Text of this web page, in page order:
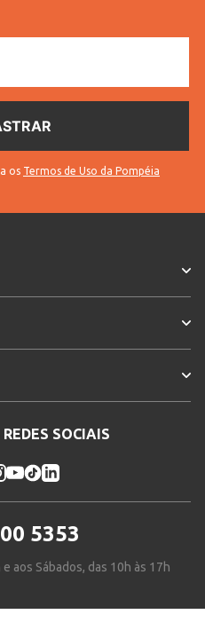
troca deste produto.
os Termos de Uso da Pompéia
SOCIAIS
5353
aos Sábados, das 10h às 17h